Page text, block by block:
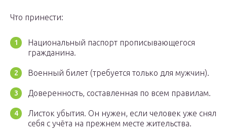
Что принести:
Национальный паспорт прописывающегося
гражданина.
Военный билет (требуется только для мужчин).
Доверенность, составленная по всем правилам.
Листок убытия. Он нужен, если человек уже снял
себя с учёта на прежнем месте жительства.